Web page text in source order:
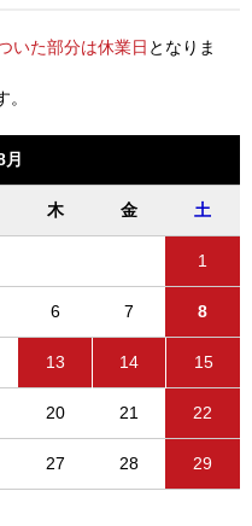
いた部分は休業日 となりま
木 金 土
1
6 7 8
13 14 15
20 21 22
27 28 29